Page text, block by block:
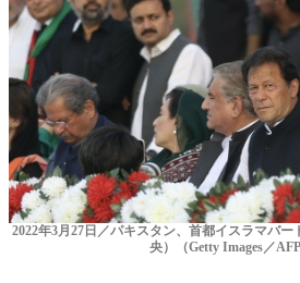
2022年3月27日／パキスタン、首都イスラマバ
央）（Getty Images／AFP